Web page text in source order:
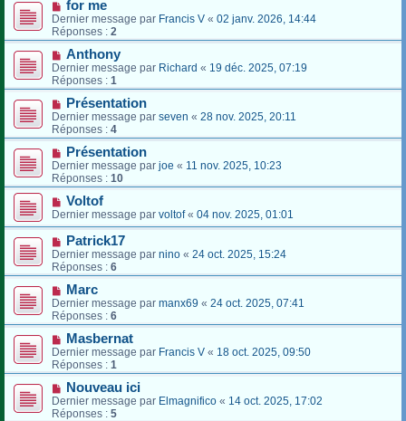
for me
Dernier message par Francis V « 02 janv. 2026, 14:44
Réponses : 2
Anthony
Dernier message par Richard « 19 déc. 2025, 07:19
Réponses : 1
Présentation
Dernier message par seven « 28 nov. 2025, 20:11
Réponses : 4
Présentation
Dernier message par joe « 11 nov. 2025, 10:23
Réponses : 10
Voltof
Dernier message par voltof« 04 nov. 2025, 01:01
Patrick17
Dernier message par nino « 24 oct. 2025, 15:24
Réponses : 6
Marc
Dernier message par manx69 « 24 oct. 2025, 07:41
Réponses : 6
Masbernat
Dernier message par Francis V « 18 oct. 2025, 09:50
Réponses : 1
Nouveau ici
Dernier message par Elmagnifico « 14 oct. 2025, 17:02
Réponses : 5